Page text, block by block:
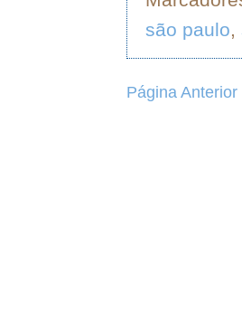
são paulo,
Página Anterior